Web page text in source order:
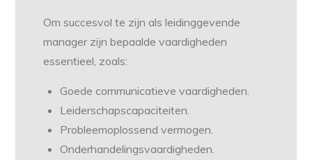
Om succesvol te zijn als leidinggevende
manager zijn bepaalde vaardigheden
essentieel, zoals:
Goede communicatieve vaardigheden.
Leiderschapscapaciteiten.
Probleemoplossend vermogen.
Onderhandelingsvaardigheden.